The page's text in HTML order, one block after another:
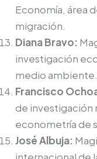
Economía, área
migración.
Diana Bravo:
investigación
medio ambiente.
Francisco
de investigación
econometría de
José Albuja: